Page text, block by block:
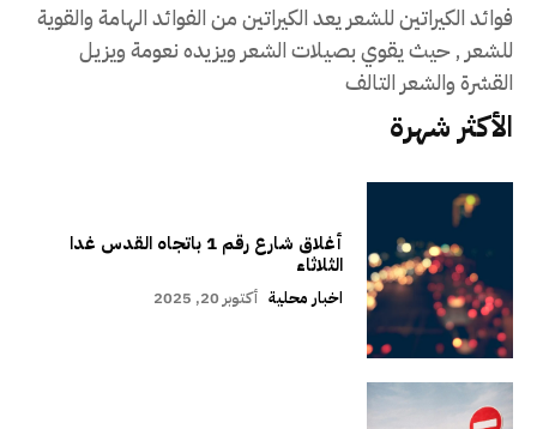
فوائد الكيراتين للشعر يعد الكيراتين من الفوائد الهامة والقوية
للشعر , حيث يقوي بصيلات الشعر ويزيده نعومة ويزيل
القشرة والشعر التالف
الأكثر شهرة
أغلاق شارع رقم 1 باتجاه القدس غدا
الثلاثاء
اخبار محلية أكتوبر 20, 2025